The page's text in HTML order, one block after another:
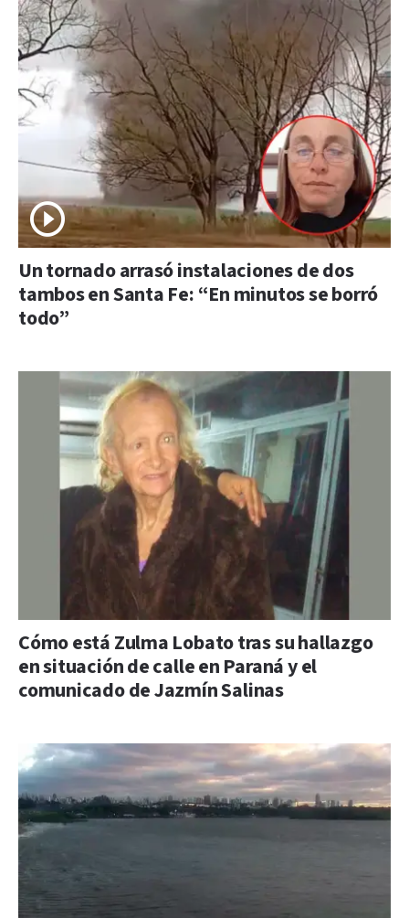
Un tornado arrasó instalaciones de dos
tambos en Santa Fe: “En minutos se borró
todo”
Cómo está Zulma Lobato tras su hallazgo
en situación de calle en Paraná y el
comunicado de Jazmín Salinas